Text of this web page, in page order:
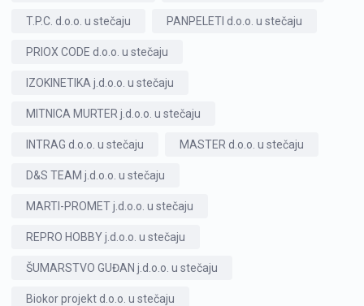
T.P.C. d.o.o. u stečaju PANPELETI d.o.o. u stečaju
PRIOX CODE d.o.o. u stečaju
IZOKINETIKA j.d.o.o. u stečaju
MITNICA MURTER j.d.o.o. u stečaju
INTRAG d.o.o. u stečaju MASTER d.o.o. u stečaju
D&S TEAM j.d.o.o. u stečaju
MARTI-PROMET j.d.o.o. u stečaju
REPRO HOBBY j.d.o.o. u stečaju
ŠUMARSTVO GUĐAN j.d.o.o. u stečaju
Biokor projekt d.o.o. u stečaju